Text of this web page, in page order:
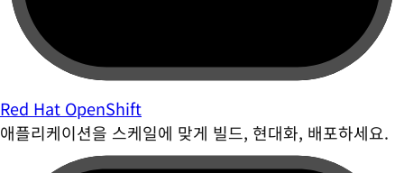
Red Hat OpenShift
애플리케이션을 스케일에 맞게 빌드, 현대화, 배포하세요.